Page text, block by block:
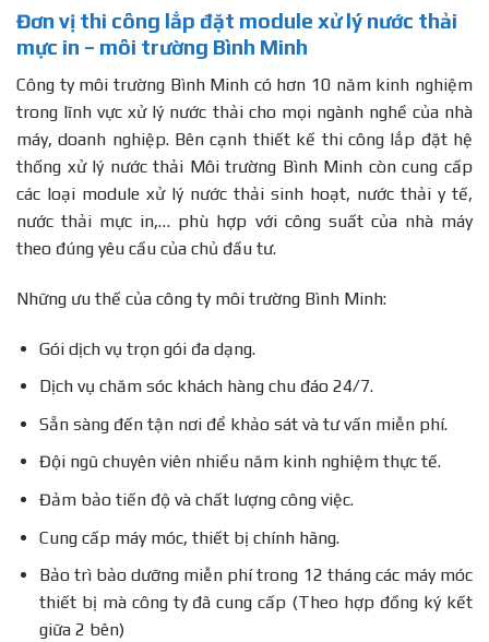
Đơn vị thi công lắp đặt module xử lý nước thải
mực in – môi trường Bình Minh
Công ty môi trường Bình Minh có hơn 10 năm kinh nghiệm
trong lĩnh vực xử lý nước thải cho mọi ngành nghề của nhà
máy, doanh nghiệp. Bên cạnh thiết kế thi công lắp đặt hệ
thống xử lý nước thải Môi trường Bình Minh còn cung cấp
các loại module xử lý nước thải sinh hoạt, nước thải y tế,
nước thải mực in,… phù hợp với công suất của nhà máy
theo đúng yêu cầu của chủ đầu tư.
Những ưu thế của công ty môi trường Bình Minh:
Gói dịch vụ trọn gói đa dạng.
Dịch vụ chăm sóc khách hàng chu đáo 24/7.
Sẵn sàng đến tận nơi để khảo sát và tư vấn miễn phí.
Đội ngũ chuyên viên nhiều năm kinh nghiệm thực tế.
Đảm bảo tiến độ và chất lượng công việc.
Cung cấp máy móc, thiết bị chính hãng.
Bảo trì bảo dưỡng miễn phí trong 12 tháng các máy móc
thiết bị mà công ty đã cung cấp (Theo hợp đồng ký kết
giữa 2 bên)